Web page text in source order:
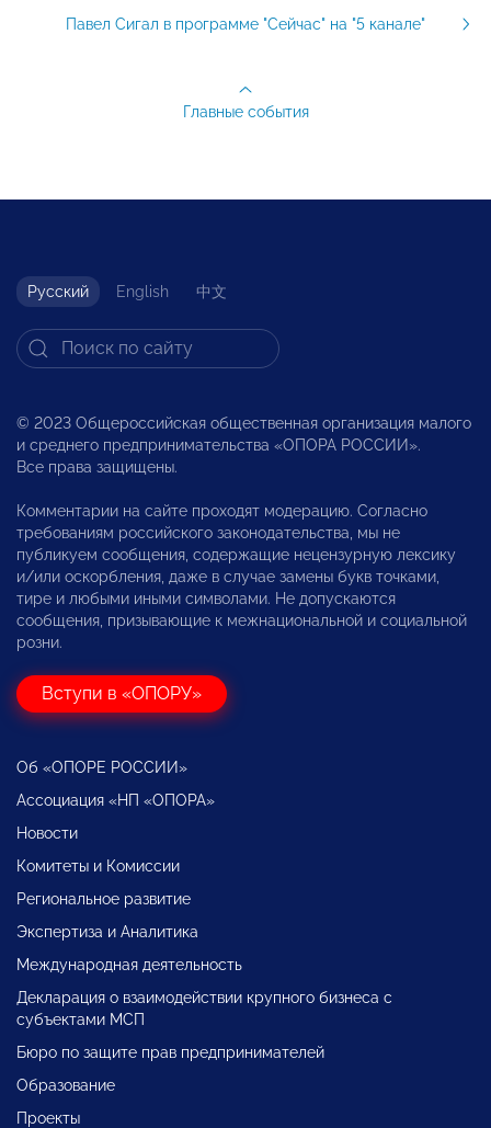
Павел Сигал в программе "Сейчас" на "5 канале"
Главные события
Русский English 中文
© 2023 Общероссийская общественная организация малого
и среднего предпринимательства «ОПОРА РОССИИ».
Все права защищены.
Комментарии на сайте проходят модерацию. Согласно
требованиям российского законодательства, мы не
публикуем сообщения, содержащие нецензурную лексику
и/или оскорбления, даже в случае замены букв точками,
тире и любыми иными символами. Не допускаются
сообщения, призывающие к межнациональной и социальной
розни.
Вступи в «ОПОРУ»
Об «ОПОРЕ РОССИИ»
Ассоциация «НП «ОПОРА»
Новости
Комитеты и Комиссии
Региональное развитие
Экспертиза и Аналитика
Международная деятельность
Декларация о взаимодействии крупного бизнеса с
субъектами МСП
Бюро по защите прав предпринимателей
Образование
Проекты